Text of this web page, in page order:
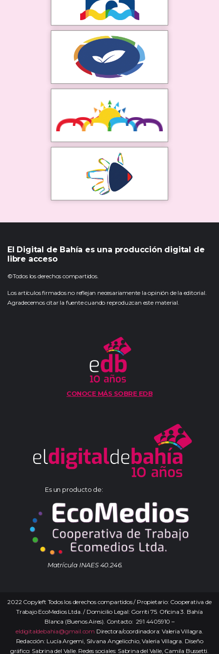
El Digital de Bahía es una producción digital de
libre acceso
©Todos los derechos compartidos.
Los artículos firmados no reflejan necesariamente la opinión de la editorial.
Agradecemos citar la fuente cuando reproduzcan este material.
CONOCE MÁS SOBRE EDB
Es un producto de:
Matrícula INAES 40.246.
2022 Copyleft Todos los derechos compartidos / Propietario: Cooperativa de
Trabajo EcoMedios Ltda. / Domicilio Legal: Gorriti 75. Oficina 3. Bahía
Blanca (Buenos Aires). Contacto: 291 4405910 –
eldigitaldebahia@gmail.com Directora/coordinadora: Valeria Villagra.
Redacción: Lucía Argemi, Silvana Angelicchio, Valeria Villagra. Diseño
gráfico: Sabrina del Valle. Redes sociales: Sabrina del Valle, Camila Bussetti.